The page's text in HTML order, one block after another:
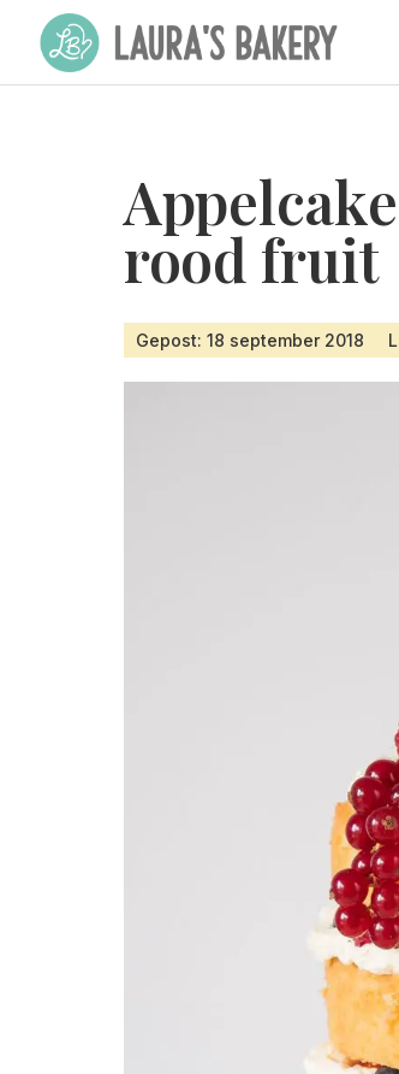
rood fruit
Gepost: 18 september 2018